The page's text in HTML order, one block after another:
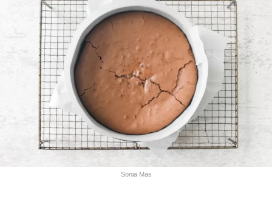
Sonia Mas